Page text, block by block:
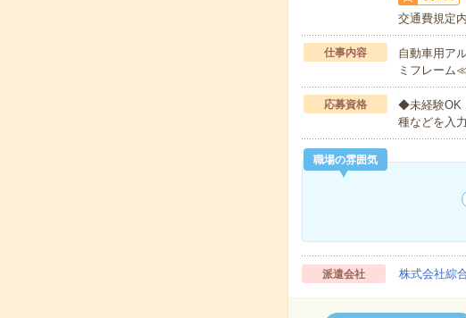
交通費規定
仕事内容
自動車用ア
ミフレーム
応募資格
◆未経験OK
種などを入
職場の雰囲気
派遣会社 株式会社綜